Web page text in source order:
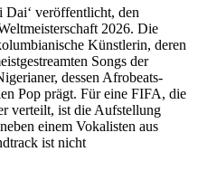
Dai‘ veröffentlicht, den
2026. Die
Künstlerin, deren
Songs der
dessen Afrobeats-
Pop prägt. Für eine FIFA, die
verteilt, ist die Aufstellung
einem Vokalisten aus
ist nicht